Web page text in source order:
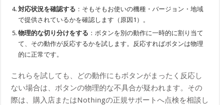
対応状況を確認する ：そもそもお使いの機種・バージョン・地域
で提供されているかを確認します（原因1）。
物理的な切り分けをする ：ボタンを別の動作に一時的に割り当て
て、その動作が反応するかを試します。反応すればボタンは物理
的に正常です。
これらを試しても、どの動作にもボタンがまったく反応し
ない場合は、ボタンの物理的な不具合が疑われます。その
際は、購入店またはNothingの正規サポートへ点検を相談し